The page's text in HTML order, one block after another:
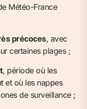
Météo-France
précoces, avec
certaines plages ;
, période où les
et où les nappes
de surveillance ;